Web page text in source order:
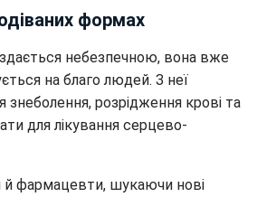
формах
небезпечною, вона вже
на благо людей. З неї
розрідження крові та
для лікування серцево-
й фармацевти, шукаючи нові